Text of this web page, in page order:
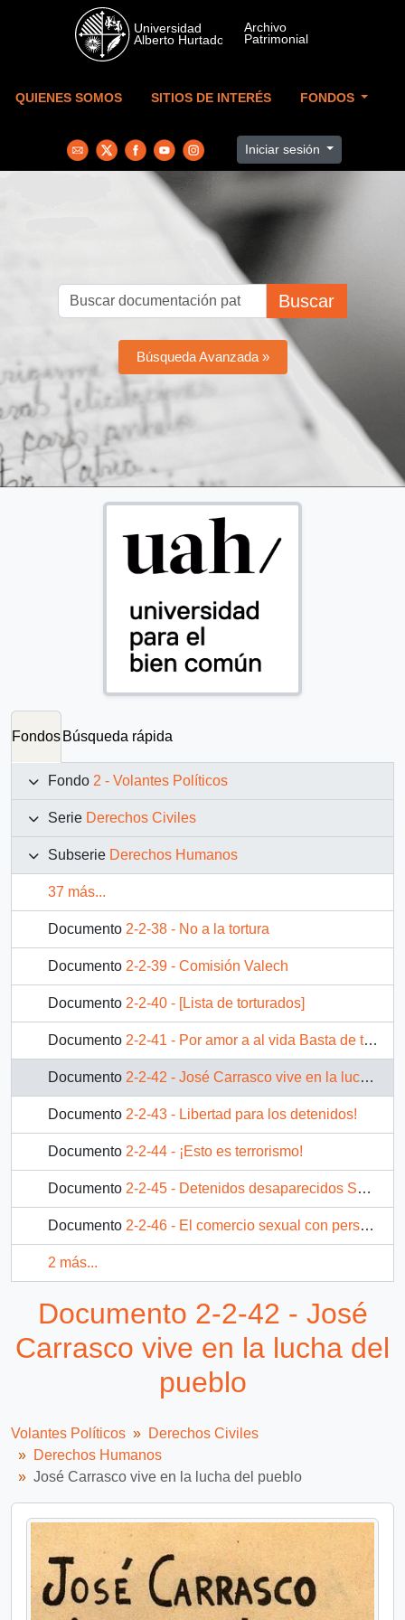
Skip to main content
QUIENES SOMOS SITIOS DE INTERÉS FONDOS
Iniciar sesión
Buscar
Búsqueda Avanzada »
Fondos Búsqueda rápida
Fondo 2 - Volantes Políticos
Serie Derechos Civiles
Subserie Derechos Humanos
37 más...
Documento 2-2-38 - No a la tortura
Documento 2-2-39 - Comisión Valech
Documento 2-2-40 - [Lista de torturados]
Documento 2-2-41 - Por amor a al vida Basta de tortura!
Documento 2-2-42 - José Carrasco vive en la lucha del pueblo
Documento 2-2-43 - Libertad para los detenidos!
Documento 2-2-44 - ¡Esto es terrorismo!
Documento 2-2-45 - Detenidos desaparecidos Septiembre 1987
Documento 2-2-46 - El comercio sexual con personas menores de 18 años es un crimen
2 más...
Documento 2-2-42 - José
Carrasco vive en la lucha del
pueblo
Volantes Políticos
Derechos Civiles
Derechos Humanos
José Carrasco vive en la lucha del pueblo